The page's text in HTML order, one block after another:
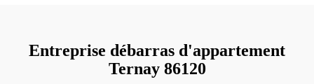
Entreprise débarras d'appartement
Ternay 86120